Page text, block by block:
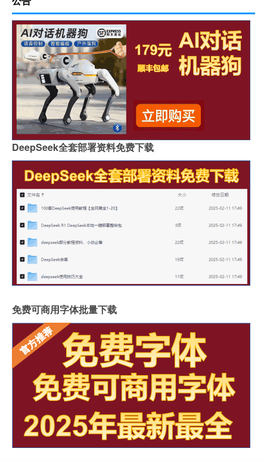
DeepSeek全套部署资料免费下载
免费可商用字体批量下载